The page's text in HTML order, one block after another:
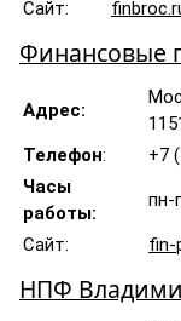
Сайт:
Финансовые
Адрес:
Телефон:
+7
Часы
работы:
пн-
Сайт: fin-
НПФ